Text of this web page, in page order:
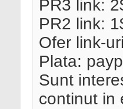
PR3 link:
PR2 link:
Ofer link-
Plata:
Sunt
continut in